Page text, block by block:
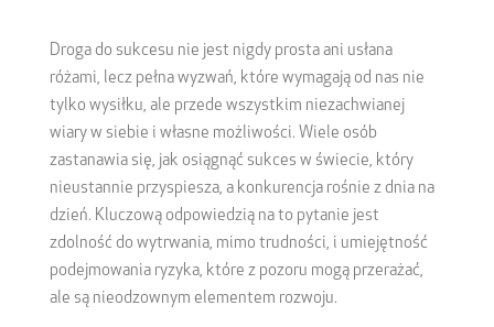
Droga do sukcesu nie jest nigdy prosta ani usłana
różami, lecz pełna wyzwań, które wymagają od nas nie
tylko wysiłku, ale przede wszystkim niezachwianej
wiary w siebie i własne możliwości. Wiele osób
zastanawia się, jak osiągnąć sukces w świecie, który
nieustannie przyspiesza, a konkurencja rośnie z dnia na
dzień. Kluczową odpowiedzią na to pytanie jest
zdolność do wytrwania, mimo trudności, i umiejętność
podejmowania ryzyka, które z pozoru mogą przerażać,
ale są nieodzownym elementem rozwoju.